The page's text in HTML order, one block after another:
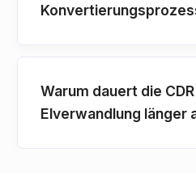
Warum dauert die CDR
Elverwandlung länger